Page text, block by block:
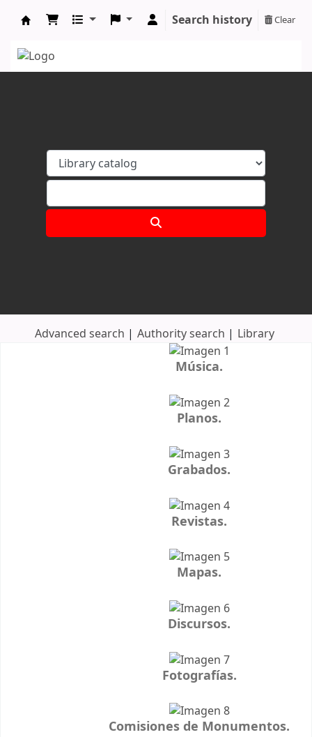
Search history Clear
Advanced search Authority search Library
Música.
Planos.
Grabados.
Revistas.
Mapas.
Discursos.
Fotografías.
Comisiones de Monumentos.